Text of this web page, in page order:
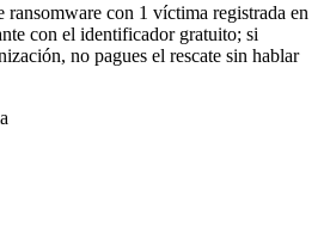
ransomware con 1 víctima registrada en
con el identificador gratuito; si
no pagues el rescate sin hablar